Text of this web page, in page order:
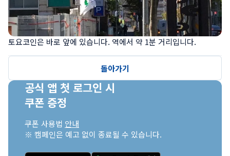
토요코인은 바로 앞에 있습니다. 역에서 약 1분 거리입니다.
돌아가기
공식 앱 첫 로그인 시
쿠폰 증정
쿠폰 사용법 안내
※ 캠페인은 예고 없이 종료될 수 있습니다.